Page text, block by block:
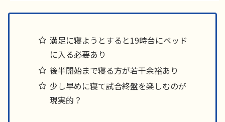
満足に寝ようとすると19時台にベッド
に入る必要あり
後半開始まで寝る方が若干余裕あり
少し早めに寝て試合終盤を楽しむのが
現実的？